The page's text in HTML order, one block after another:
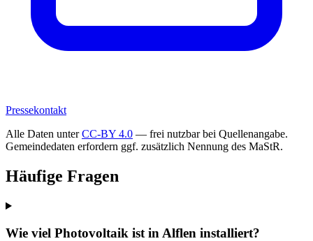
Pressekontakt
Alle Daten unterCC-BY 4.0 — frei nutzbar bei Quellenangabe.
Gemeindedaten erfordern ggf. zusätzlich Nennung des MaStR.
Häufige Fragen
Wie viel Photovoltaik ist in Alflen installiert?